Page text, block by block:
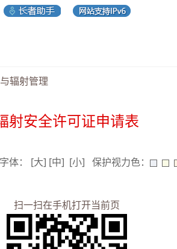
辐射管理
射安全许可证申请表
体： [大] [中] [小] 保护视力色：
扫一扫在手机打开当前页